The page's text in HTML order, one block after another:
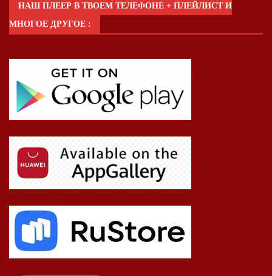
НАШ ПЛЕЕР В ТВОЕМ ТЕЛЕФОНЕ + ПЛЕЙЛИСТ И
МНОГОЕ ДРУГОЕ :